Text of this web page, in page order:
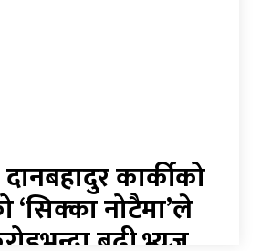
कार्कीको
‘सिक्का नोटैमा’ले